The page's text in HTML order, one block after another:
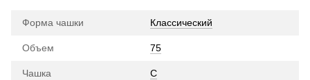
Форма чашки Классический
Объем 75
Чашка C